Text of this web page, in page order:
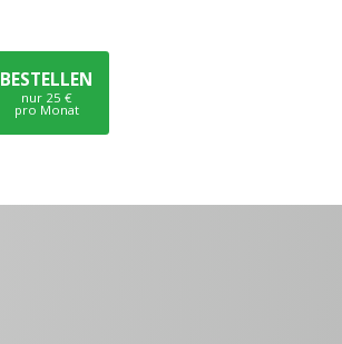
BESTELLEN
nur 25 €
pro Monat